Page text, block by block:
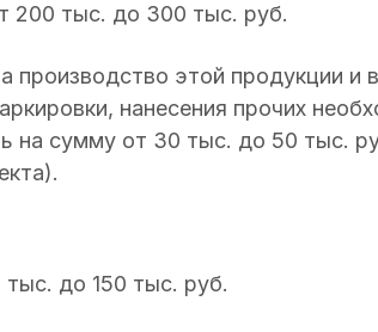
200 тыс. до 300 тыс. руб.
производство этой продукции и
нанесения прочих
на сумму от 30 тыс. до 50 тыс.
до 150 тыс. руб.